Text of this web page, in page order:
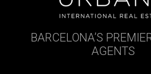
BARCELONA’S
AGENTS